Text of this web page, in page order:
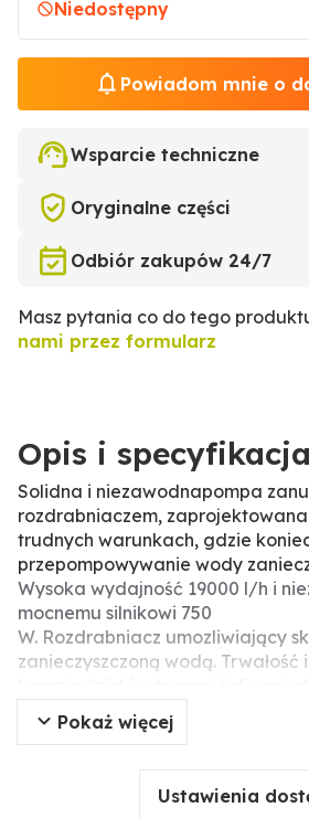
Niedostępny
Powiadom mnie o
Wsparcie techniczne
Oryginalne części
Odbiór zakupów 24/7
Masz pytania co do tego
nami przez formularz
Opis i specyfikacja
Solidna i niezawodnapompa
rozdrabniaczem,
trudnych warunkach, gdzie
przepompowywanie wody
Wysoka wydajność 19000 l/h i
mocnemu silnikowi 750
W. Rozdrabniacz umozliwiający
zanieczyszczoną wodą. Trwałość
ochrony IPX8. Wysokość
m. Głębokość zanurzenia do 7 m.
Pokaż więcej
Ustawienia